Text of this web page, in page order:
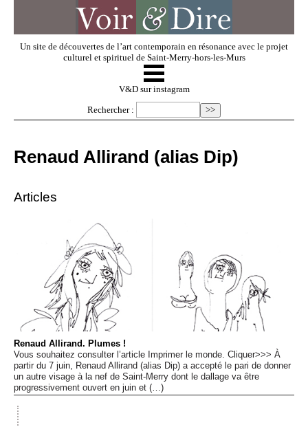
Un site de découvertes de l’art contemporain en résonance avec le projet
culturel et spirituel de Saint-Merry-hors-les-Murs
V & D
Dossiers
Événements
Sacré
☰
V&D sur instagram
Rechercher :
Renaud Allirand (alias Dip)
Articles
Renaud Allirand. Plumes !
Vous souhaitez consulter l’article Imprimer le monde. Cliquer>>> À
partir du 7 juin, Renaud Allirand (alias Dip) a accepté le pari de donner
un autre visage à la nef de Saint-Merry dont le dallage va être
progressivement ouvert en juin et (…)